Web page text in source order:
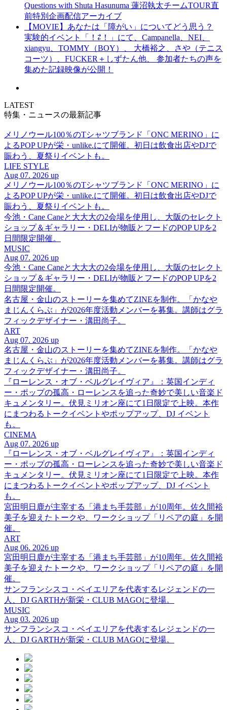
Questions with Shuta Hasunuma 蓮沼執太チームTOUR直
前特別企画配信アーカイブ
【MOVIE】あなたは「障がい」についてどう思う？
実験的イベント「！⇄！」にて、Campanella、NEI、
xiangyu、TOMMY（BOY）、 大橋裕之、さや（テニス
コーツ）、FUCKER＋しずたん他、 参加者たちの声を
集めた記録映像が公開！
LATEST
特集・ニュースの最新記事
メリノウール100％のTシャツブランド「ONC MERINO」に
よるPOP UPが栄・unlike.にて開催。初日は飲食出店やDJで
賑わう、夏祭りイベントも。
LIFE STYLE
Aug 07. 2026 up
メリノウール100％のTシャツブランド「ONC MERINO」に
よるPOP UPが栄・unlike.にて開催。初日は飲食出店やDJで
賑わう、夏祭りイベントも。
今池・Cane Caneと大大大の2会場を使用し、大阪のセレクト
ショップ＆ギャラリー・DELIが物販とフードのPOP UPを2
日間限定開催。
MUSIC
Aug 07. 2026 up
今池・Cane Caneと大大大の2会場を使用し、大阪のセレクト
ショップ＆ギャラリー・DELIが物販とフードのPOP UPを2
日間限定開催。
名古屋・金山のストーリーを集めてZINEを制作。「かなや
まじんくらぶ」が2026年度活動メンバーを募集。講師はグラ
フィックデザイナー・溝田尚子。
ART
Aug 07. 2026 up
名古屋・金山のストーリーを集めてZINEを制作。「かなや
まじんくらぶ」が2026年度活動メンバーを募集。講師はグラ
フィックデザイナー・溝田尚子。
『ローレンス・オブ・ベルグレイヴィア』：英国インディ
ー・ポップの孤高・ローレンスを追った奇妙で美しい音楽ド
キュメンタリー。伏見ミリオン座にて1日限定で上映。本作
にまつわるトークイベントやポップアップ、DJ イベント
も。
CINEMA
Aug 07. 2026 up
『ローレンス・オブ・ベルグレイヴィア』：英国インディ
ー・ポップの孤高・ローレンスを追った奇妙で美しい音楽ド
キュメンタリー。伏見ミリオン座にて1日限定で上映。本作
にまつわるトークイベントやポップアップ、DJ イベント
も。
宮田明日鹿が主宰する「港まち手芸部」が10周年。佐久間裕
美子を迎えたトークや、ワークショップ「リペアの庭」を開
催。
ART
Aug 06. 2026 up
宮田明日鹿が主宰する「港まち手芸部」が10周年。佐久間裕
美子を迎えたトークや、ワークショップ「リペアの庭」を開
催。
サンフランシスコ・ベイエリアを代表するレジェンドの一
人、DJ GARTHが新栄・CLUB MAGOに登場。
MUSIC
Aug 03. 2026 up
サンフランシスコ・ベイエリアを代表するレジェンドの一
人、DJ GARTHが新栄・CLUB MAGOに登場。